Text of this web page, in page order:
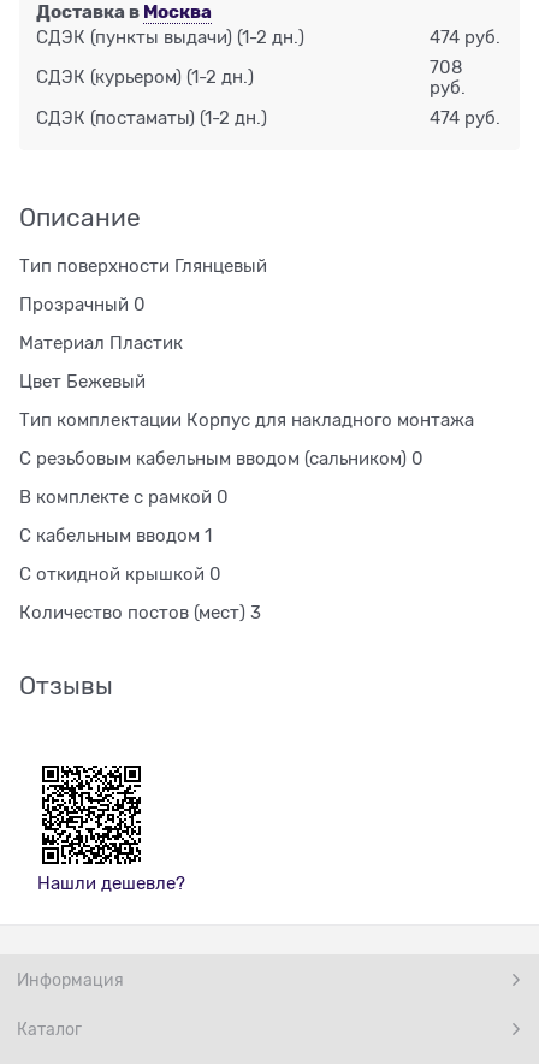
Доставка в Москва
СДЭК (пункты выдачи) (1-2 дн.) 474 руб.
СДЭК (курьером) (1-2 дн.)
708
руб.
СДЭК (постаматы) (1-2 дн.) 474 руб.
Описание
Тип поверхности Глянцевый
Прозрачный 0
Материал Пластик
Цвет Бежевый
Тип комплектации Корпус для накладного монтажа
С резьбовым кабельным вводом (сальником) 0
В комплекте с рамкой 0
С кабельным вводом 1
С откидной крышкой 0
Количество постов (мест) 3
Отзывы
Нашли дешевле?
Информация
Каталог